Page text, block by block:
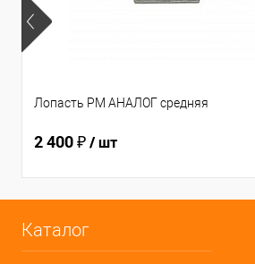
Лопасть PM АНАЛОГ средняя
2 400 ₽/ шт
Каталог